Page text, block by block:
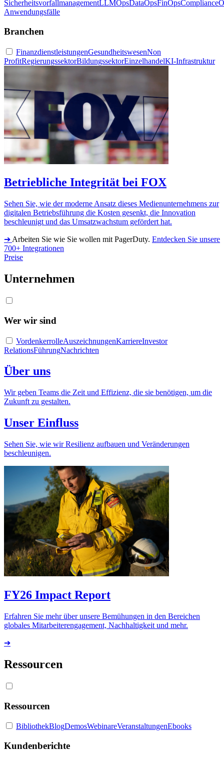
SicherheitsvorfallmanagementLLMOpsDataOpsFinOps
Anwendungsfälle
Branchen
FinanzdienstleistungenGesundheitswesenNon
ProfitRegierungssektorBildungssektorEinzelhandelKI-Infrastruktur
Betriebliche Integrität bei FOX
Sehen Sie, wie der moderne Ansatz dieses Medienunternehmens zur
digitalen Betriebsführung die Kosten gesenkt, die Innovation
beschleunigt und das Umsatzwachstum gefördert hat.
➔ Arbeiten Sie wie Sie wollen mit PagerDuty. Entdecken Sie unsere
700+ Integrationen
Preise
Unternehmen
Wer wir sind
VordenkerrolleAuszeichnungenKarriereInvestor
RelationsFührungNachrichten
Über uns
Wir geben Teams die Zeit und Effizienz, die sie benötigen, um die
Zukunft zu gestalten.
Unser Einfluss
Sehen Sie, wie wir Resilienz aufbauen und Veränderungen
beschleunigen.
FY26 Impact Report
Erfahren Sie mehr über unsere Bemühungen in den Bereichen
globales Mitarbeiterengagement, Nachhaltigkeit und mehr.
➔
Ressourcen
Ressourcen
BibliothekBlogDemosWebinareVeranstaltungenEbooks
Kundenberichte